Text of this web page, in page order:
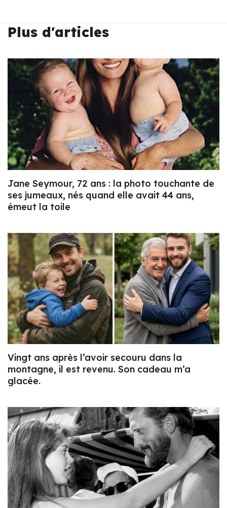
Plus d'articles
Jane Seymour, 72 ans : la photo touchante de
ses jumeaux, nés quand elle avait 44 ans,
émeut la toile
Vingt ans après l’avoir secouru dans la
montagne, il est revenu. Son cadeau m’a
glacée.